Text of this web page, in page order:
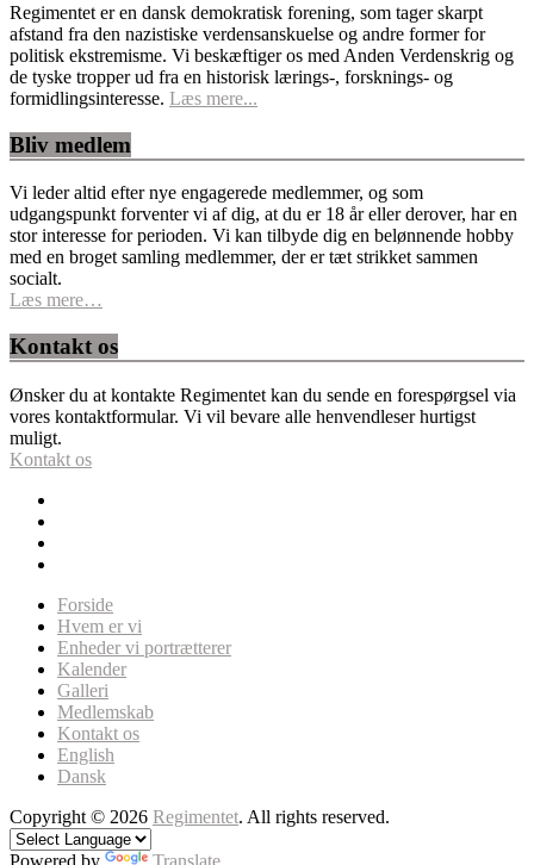
Regimentet er en dansk demokratisk forening, som tager skarpt
afstand fra den nazistiske verdensanskuelse og andre former for
politisk ekstremisme. Vi beskæftiger os med Anden Verdenskrig og
de tyske tropper ud fra en historisk lærings-, forsknings- og
formidlingsinteresse. Læs mere...
Bliv medlem
Vi leder altid efter nye engagerede medlemmer, og som
udgangspunkt forventer vi af dig, at du er 18 år eller derover, har en
stor interesse for perioden. Vi kan tilbyde dig en belønnende hobby
med en broget samling medlemmer, der er tæt strikket sammen
socialt.
Læs mere…
Kontakt os
Ønsker du at kontakte Regimentet kan du sende en forespørgsel via
vores kontaktformular. Vi vil bevare alle henvendleser hurtigst
muligt.
Kontakt os
Forside
Hvem er vi
Enheder vi portrætterer
Kalender
Galleri
Medlemskab
Kontakt os
English
Dansk
Copyright © 2026 Regimentet. All rights reserved.
Powered by Translate